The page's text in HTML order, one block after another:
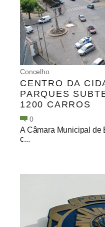
Concelho
CENTRO DA
PARQUES
1200 CARROS
0
A Câmara Municipal de
c...